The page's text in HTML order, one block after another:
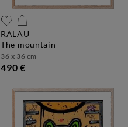
RALAU
the mountain
36 x 36 cm
490 €